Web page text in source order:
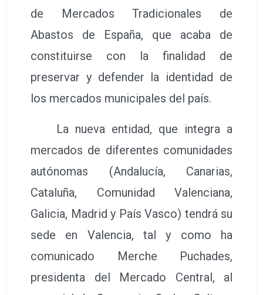
de Mercados Tradicionales de
Abastos de España, que acaba de
constituirse con la finalidad de
preservar y defender la identidad de
los mercados municipales del país.
La nueva entidad, que integra a
mercados de diferentes comunidades
autónomas (Andalucía, Canarias,
Cataluña, Comunidad Valenciana,
Galicia, Madrid y País Vasco) tendrá su
sede en Valencia, tal y como ha
comunicado Merche Puchades,
presidenta del Mercado Central, al